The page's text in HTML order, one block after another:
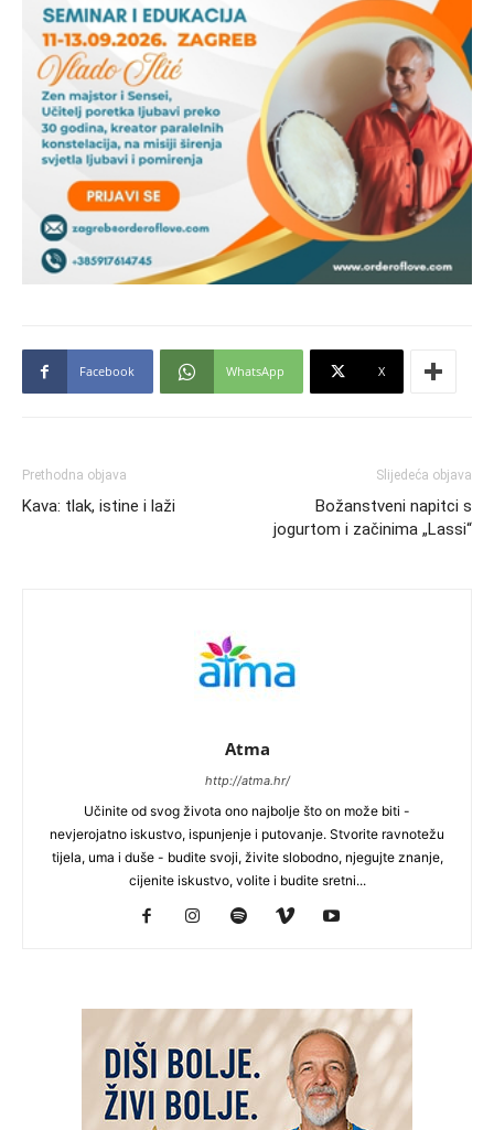
Facebook WhatsApp X
Prethodna objava
Kava: tlak, istine i laži
Slijedeća objava
Božanstveni napitci s
jogurtom i začinima „Lassi“
Atma
http://atma.hr/
Učinite od svog života ono najbolje što on može biti -
nevjerojatno iskustvo, ispunjenje i putovanje. Stvorite ravnotežu
tijela, uma i duše - budite svoji, živite slobodno, njegujte znanje,
cijenite iskustvo, volite i budite sretni...